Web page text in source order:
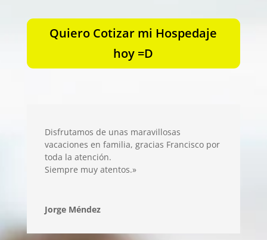
Quiero Cotizar mi Hospedaje
hoy =D
Disfrutamos de unas maravillosas
vacaciones en familia, gracias Francisco por
toda la atención.
Siempre muy atentos.»
Jorge Méndez